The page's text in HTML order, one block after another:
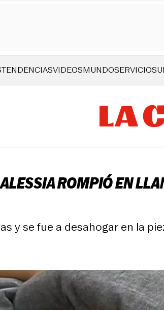
TENDENCIASVIDEOSMUNDOSERVICIOS
ROMPIÓ EN
y se fue a desahogar en la